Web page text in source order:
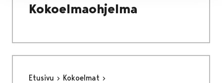
Kokoelmaohjelma
Etusivu
Kokoelmat